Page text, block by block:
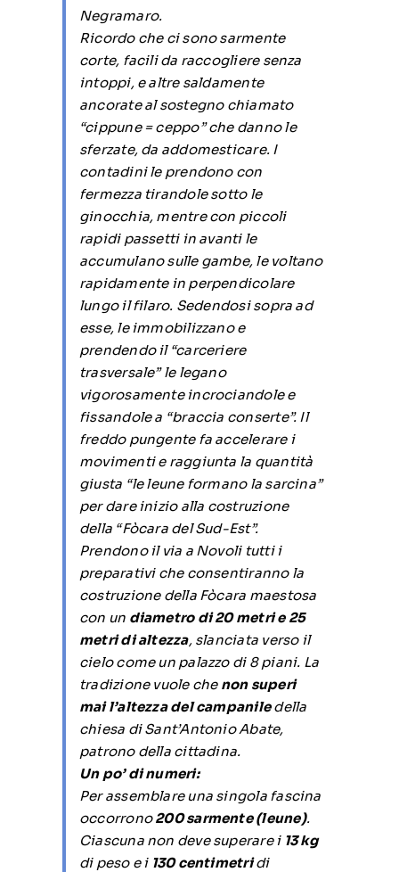
Negramaro.
Ricordo che ci sono sarmente
corte, facili da raccogliere senza
intoppi, e altre saldamente
ancorate al sostegno chiamato
“cippune = ceppo”che danno le
sferzate, da addomesticare. I
contadini le prendono con
fermezza tirandole sotto le
ginocchia, mentre con piccoli
rapidi passetti in avanti le
accumulano sulle gambe, le voltano
rapidamente in perpendicolare
lungo il filaro. Sedendosi sopra ad
esse, le immobilizzano e
prendendo il “carceriere
trasversale” le legano
vigorosamente incrociandole e
fissandole a “braccia conserte”. Il
freddo pungente fa accelerare i
movimenti e raggiunta la quantità
giusta “le leune formano la sarcina”
per dare inizio alla costruzione
della “Fòcara del Sud-Est”.
Prendono il via a Novoli tutti i
preparativi che consentiranno la
costruzione della Fòcara maestosa
con un diametro di 20 metri e 25
metri di altezza, slanciata verso il
cielo come un palazzo di 8 piani. La
tradizione vuole che non superi
mai l’altezza del campaniledella
chiesa di Sant’Antonio Abate,
patrono della cittadina.
Un po’ di numeri:
Per assemblare una singola fascina
occorrono200 sarmente (leune).
Ciascuna non deve superare i 13 kg
di peso e i 130 centimetridi